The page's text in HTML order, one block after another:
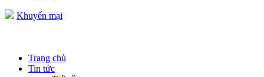
Khuyến mại
Trang chủ
Tin tức